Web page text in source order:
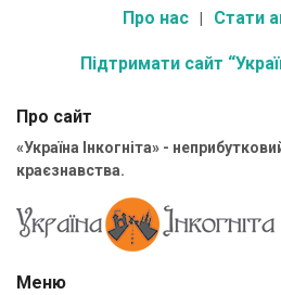
Про нас Стати
Підтримати сайт
Про сайт
«Україна Інкогніта» -
краєзнавства.
Меню